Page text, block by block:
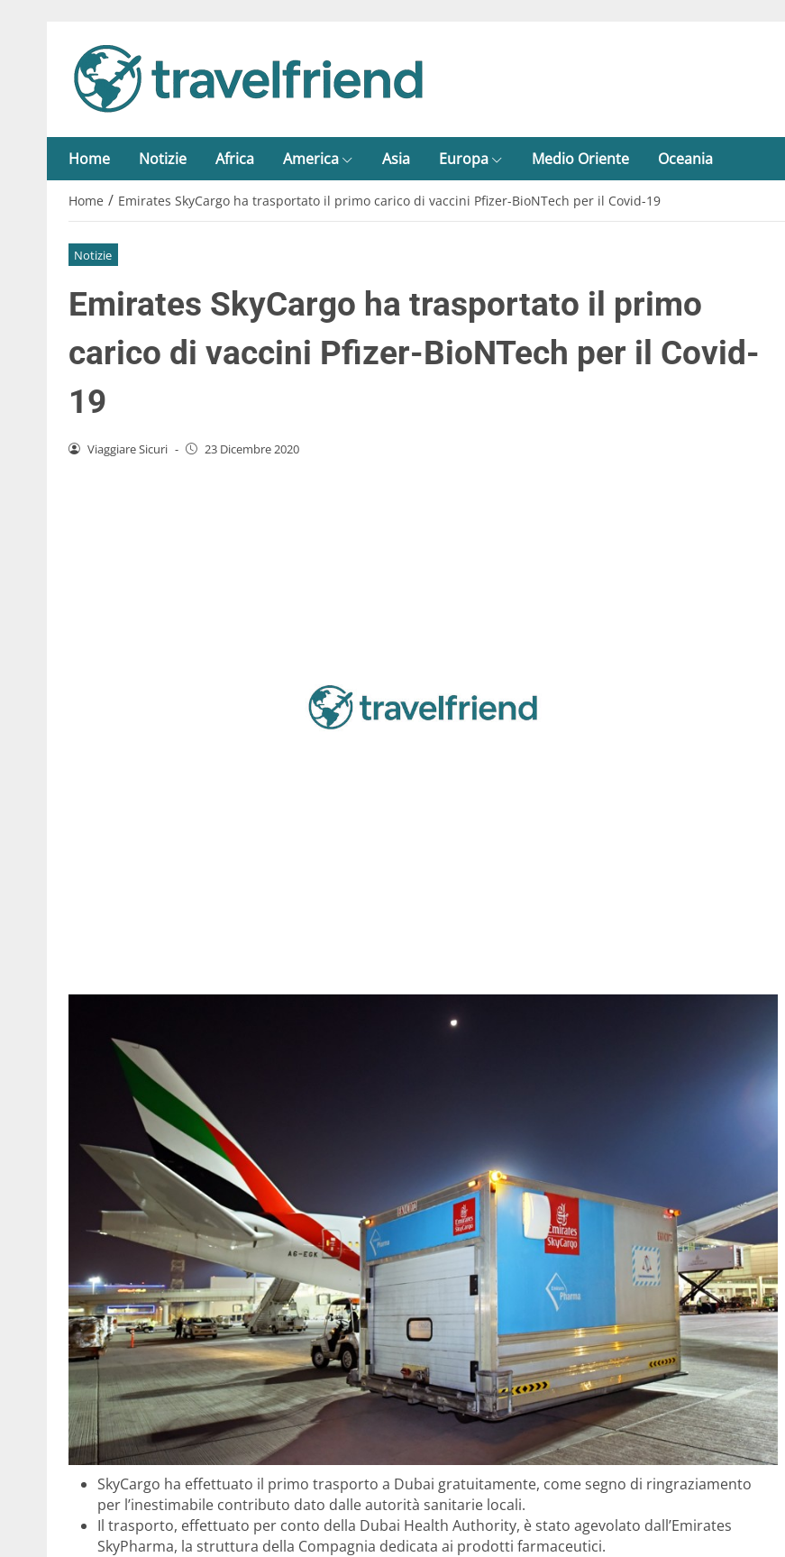
Home Notizie Africa America Asia Europa Medio Oriente Oceania
Home / Emirates SkyCargo ha trasportato il primo carico di vaccini Pfizer-BioNTech per il Covid-19
Notizie
Emirates SkyCargo ha trasportato il primo
carico di vaccini Pfizer-BioNTech per il Covid-
19
Viaggiare Sicuri - 23 Dicembre 2020
SkyCargo ha effettuato il primo trasporto a Dubai gratuitamente, come segno di ringraziamento
per l’inestimabile contributo dato dalle autorità sanitarie locali.
Il trasporto, effettuato per conto della Dubai Health Authority, è stato agevolato dall’Emirates
SkyPharma, la struttura della Compagnia dedicata ai prodotti farmaceutici.